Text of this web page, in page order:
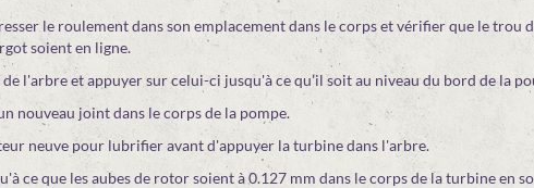
le roulement dans son emplacement dans le corps et vérifier que le trou
soient en ligne.
l'arbre et appuyer sur celui-ci jusqu'à ce qu'il soit au niveau du bord de la
nouveau joint dans le corps de la pompe.
neuve pour lubrifier avant d'appuyer la turbine dans l'arbre.
ce que les aubes de rotor soient à 0.127 mm dans le corps de la turbine en